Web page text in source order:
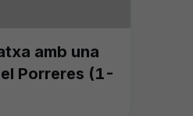
amb una
Porreres (1-